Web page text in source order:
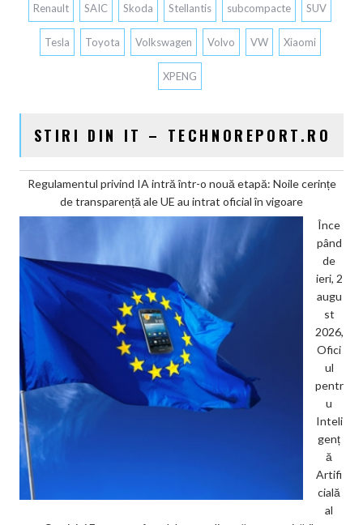
Renault SAIC Skoda Stellantis subcompacte SUV
Tesla Toyota Volkswagen Volvo VW Xiaomi
XPENG
STIRI DIN IT – TECHNOREPORT.RO
Regulamentul privind IA intră într-o nouă etapă: Noile cerințe
de transparență ale UE au intrat oficial în vigoare
Înce
pând
de
ieri, 2
augu
st
2026,
Ofici
ul
pentr
u
Inteli
genț
ă
Artifi
cială
al